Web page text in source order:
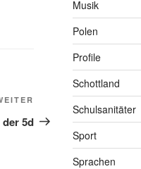
Nächster
Beitrag
5d
Musik
Polen
Profile
Schottland
Schulsanitäter
Sport
Sprachen